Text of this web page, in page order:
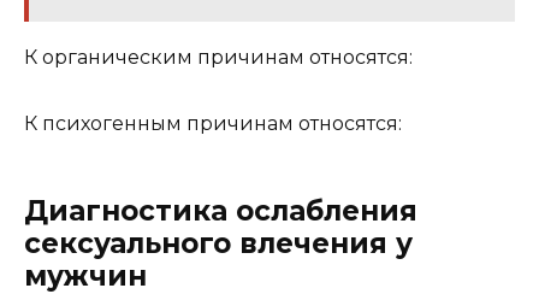
К органическим причинам относятся:
К психогенным причинам относятся:
Диагностика ослабления
сексуального влечения у
мужчин